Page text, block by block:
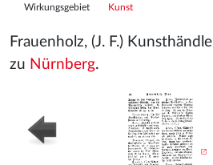
Wirkungsgebiet Kunst
Frauenholz, (J. F.)
zu Nürnberg.